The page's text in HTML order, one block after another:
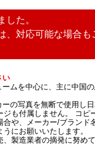
した。
対応可能な場合も
い
ムを中心に、主に中国
の写真を無断で使用し
も付属しません。 コピ
や、メーカー/ブラン
にお願いいたします。
製造業者の摘発に努めて